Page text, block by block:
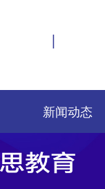
|
新闻动态